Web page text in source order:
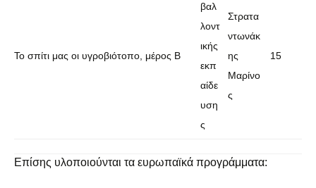
Το σπίτι μας οι υγροβιότοπο, μέρος Β
βαλ
λοντ
ικής
εκπ
αίδε
υση
ς
Στρατα
ντωνάκ
ης
Μαρίνο
ς
15
Επίσης υλοποιούνται τα ευρωπαϊκά προγράμματα: